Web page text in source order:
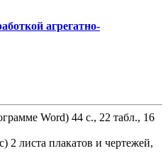
агрегатно-
Word) 44 с., 22 табл., 16
2 листа плакатов и чертежей,